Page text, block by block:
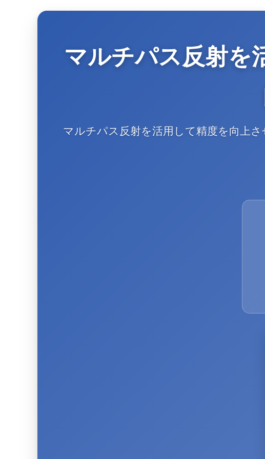
マルチパス反射を
マルチパス反射を活用して精度を向上